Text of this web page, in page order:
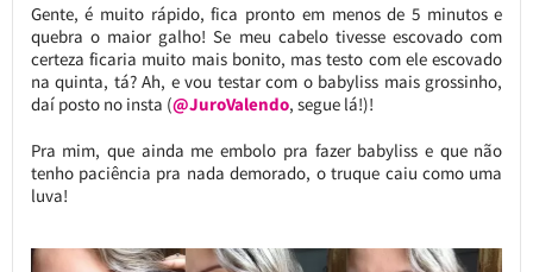
Gente, é muito rápido, fica pronto em menos de 5 minutos e
quebra o maior galho! Se meu cabelo tivesse escovado com
certeza ficaria muito mais bonito, mas testo com ele escovado
na quinta, tá? Ah, e vou testar com o babyliss mais grossinho,
daí posto no insta (@JuroValendo, segue lá!)!
Pra mim, que ainda me embolo pra fazer babyliss e que não
tenho paciência pra nada demorado, o truque caiu como uma
luva!